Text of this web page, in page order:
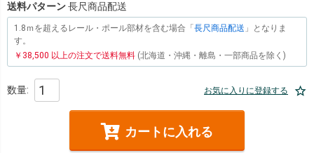
送料パターン長尺商品配送
1.8ｍを超えるレール・ポール部材を含む場合「 長尺商品配送 」となりま
す。
￥38,500 以上の注文で送料無料 (北海道・沖縄・離島・一部商品を除く)
お気に入りに登録する
カートに入れる